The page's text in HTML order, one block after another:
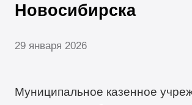
Новосибирска
29 января 2026
Муниципальное казенное